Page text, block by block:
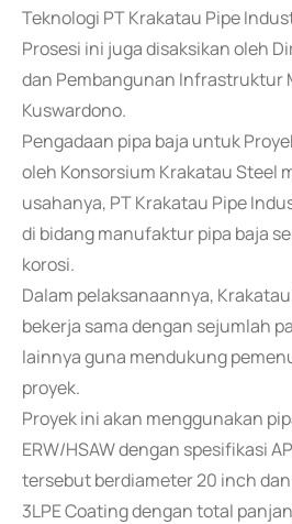
Teknologi PT Krakatau Pipe
Prosesi ini juga disaksikan oleh
dan Pembangunan Infrastruktur
Kuswardono.
Pengadaan pipa baja untuk
oleh Konsorsium Krakatau Steel
usahanya, PT Krakatau Pipe
di bidang manufaktur pipa baja
korosi.
Dalam pelaksanaannya,
bekerja sama dengan sejumlah
lainnya guna mendukung
proyek.
Proyek ini akan menggunakan
ERW/HSAW dengan spesifikasi
tersebut berdiameter 20 inch
3LPE Coating dengan total